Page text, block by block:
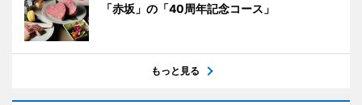
「赤坂」の「40周年記念コース」
もっと見る